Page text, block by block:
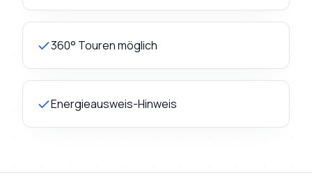
360° Touren möglich
Energieausweis-Hinweis